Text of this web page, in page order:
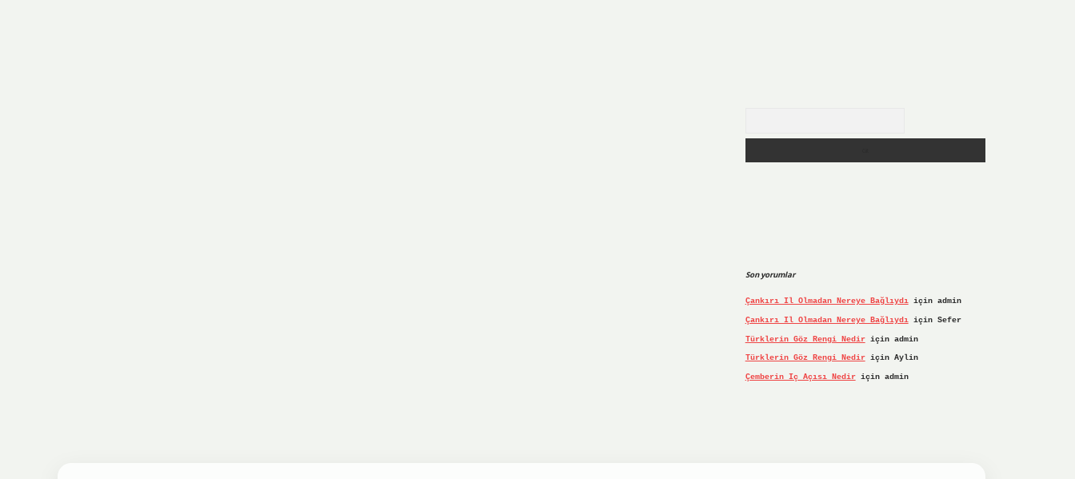
Son yorumlar
Çankırı Il Olmadan Nereye Bağlıydıiçin admin
Çankırı Il Olmadan Nereye Bağlıydıiçin Sefer
Türklerin Göz Rengi Nediriçin admin
Türklerin Göz Rengi Nediriçin Aylin
Çemberin Iç Açısı Nediriçin admin